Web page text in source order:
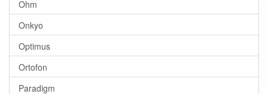
Ohm
Onkyo
Optimus
Ortofon
Paradigm